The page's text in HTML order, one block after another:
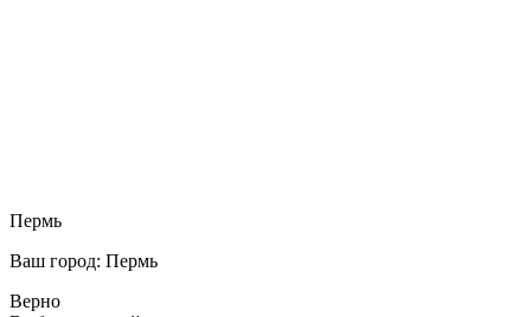
Пермь
Ваш город: Пермь
Верно